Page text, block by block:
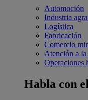
Automoción
Industria
Logística
Fabricación
Comercio
Atención a la
Operaciones
Habla con